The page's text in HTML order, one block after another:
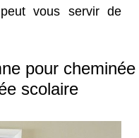
vous servir de
pour cheminée
scolaire